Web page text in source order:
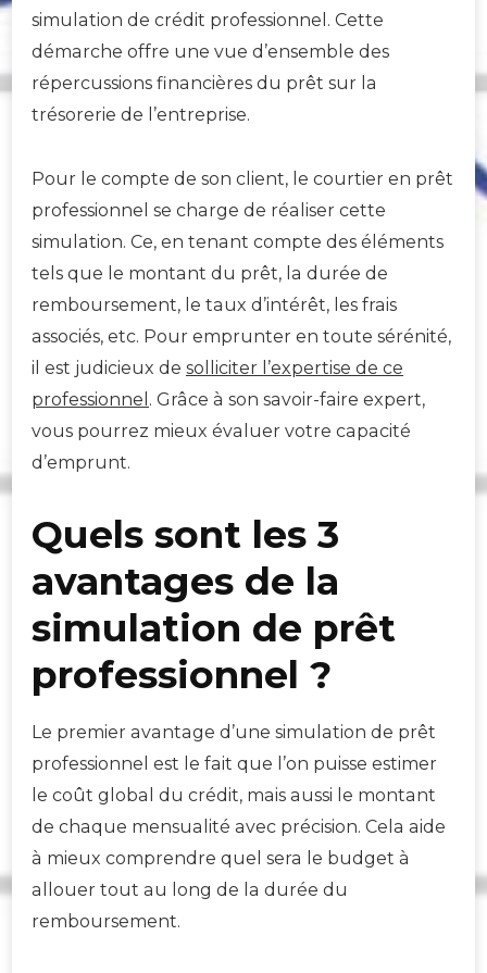
simulation de crédit professionnel. Cette
démarche offre une vue d’ensemble des
répercussions financières du prêt sur la
trésorerie de l’entreprise.
Pour le compte de son client, le courtier en prêt
professionnel se charge de réaliser cette
simulation. Ce, en tenant compte des éléments
tels que le montant du prêt, la durée de
remboursement, le taux d’intérêt, les frais
associés, etc. Pour emprunter en toute sérénité,
il est judicieux de solliciter l’expertise de ce
professionnel . Grâce à son savoir-faire expert,
vous pourrez mieux évaluer votre capacité
d’emprunt.
Quels sont les 3
avantages de la
simulation de prêt
professionnel ?
Le premier avantage d’une simulation de prêt
professionnel est le fait que l’on puisse estimer
le coût global du crédit, mais aussi le montant
de chaque mensualité avec précision. Cela aide
à mieux comprendre quel sera le budget à
allouer tout au long de la durée du
remboursement.